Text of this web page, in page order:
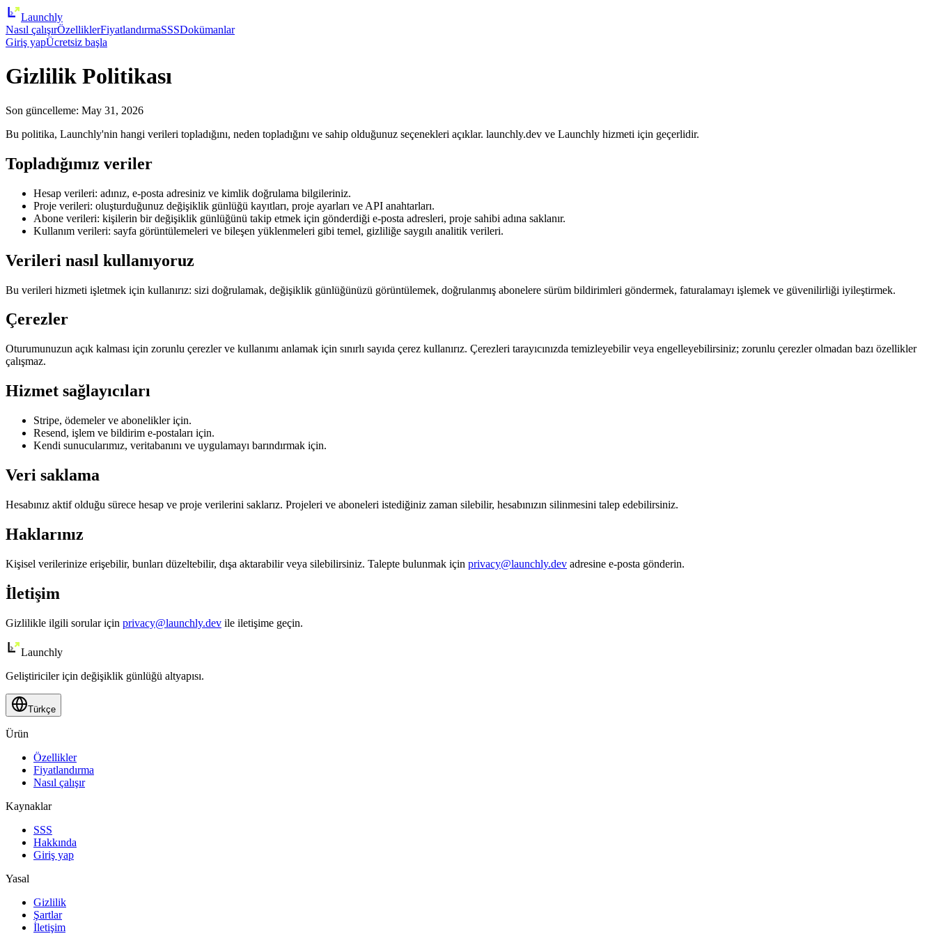
Launchly
Nasıl çalışırÖzelliklerFiyatlandırmaSSSDokümanlar
Giriş yapÜcretsiz başla
Gizlilik Politikası
Son güncelleme: May 31, 2026
Bu politika, Launchly'nin hangi verileri topladığını, neden topladığını ve sahip olduğunuz seçenekleri açıklar. launchly.dev ve Launchly hizmeti için geçerlidir.
Topladığımız veriler
Hesap verileri: adınız, e-posta adresiniz ve kimlik doğrulama bilgileriniz.
Proje verileri: oluşturduğunuz değişiklik günlüğü kayıtları, proje ayarları ve API anahtarları.
Abone verileri: kişilerin bir değişiklik günlüğünü takip etmek için gönderdiği e-posta adresleri, proje sahibi adına saklanır.
Kullanım verileri: sayfa görüntülemeleri ve bileşen yüklenmeleri gibi temel, gizliliğe saygılı analitik verileri.
Verileri nasıl kullanıyoruz
Bu verileri hizmeti işletmek için kullanırız: sizi doğrulamak, değişiklik günlüğünüzü görüntülemek, doğrulanmış abonelere sürüm bildirimleri göndermek, faturalamayı işlemek ve güvenilirliği iyileştirmek.
Çerezler
Oturumunuzun açık kalması için zorunlu çerezler ve kullanımı anlamak için sınırlı sayıda çerez kullanırız. Çerezleri tarayıcınızda temizleyebilir veya engelleyebilirsiniz; zorunlu çerezler olmadan bazı özellikler
çalışmaz.
Hizmet sağlayıcıları
Stripe, ödemeler ve abonelikler için.
Resend, işlem ve bildirim e-postaları için.
Kendi sunucularımız, veritabanını ve uygulamayı barındırmak için.
Veri saklama
Hesabınız aktif olduğu sürece hesap ve proje verilerini saklarız. Projeleri ve aboneleri istediğiniz zaman silebilir, hesabınızın silinmesini talep edebilirsiniz.
Haklarınız
Kişisel verilerinize erişebilir, bunları düzeltebilir, dışa aktarabilir veya silebilirsiniz. Talepte bulunmak için privacy@launchly.dev adresine e-posta gönderin.
İletişim
Gizlilikle ilgili sorular için privacy@launchly.dev ile iletişime geçin.
Launchly
Geliştiriciler için değişiklik günlüğü altyapısı.
Türkçe
Ürün
Özellikler
Fiyatlandırma
Nasıl çalışır
Kaynaklar
SSS
Hakkında
Giriş yap
Yasal
Gizlilik
Şartlar
İletişim